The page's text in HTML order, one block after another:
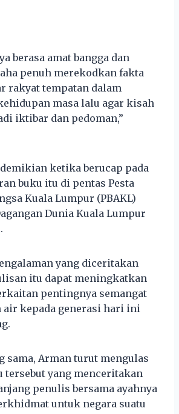
berasa amat bangga dan
penuh merekodkan fakta
rakyat tempatan dalam
masa lalu agar kisah
iktibar dan pedoman,”
ketika berucap pada
buku itu di pentas Pesta
Kuala Lumpur (PBAKL)
Dunia Kuala Lumpur
yang diceritakan
itu dapat meningkatkan
pentingnya semangat
air kepada generasi hari ini
sama, Arman turut mengulas
tersebut yang menceritakan
penulis bersama ayahnya
untuk negara suatu